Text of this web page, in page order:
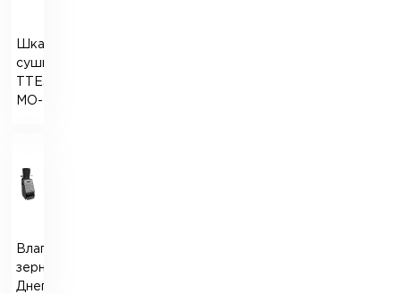
Шкаф
сушильный
TTEST
МО-212
Влагомер
зерна
Днепр-3М